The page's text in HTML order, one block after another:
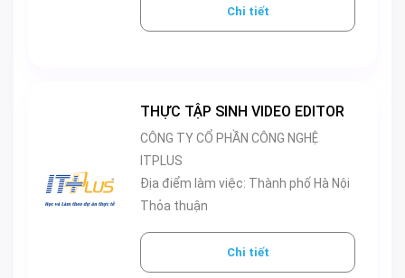
Chi tiết
THỰC TẬP SINH VIDEO EDITOR
CÔNG TY CỔ PHẦN CÔNG NGHỆ
ITPLUS
Địa điểm làm việc: Thành phố Hà Nội
Thỏa thuận
Chi tiết